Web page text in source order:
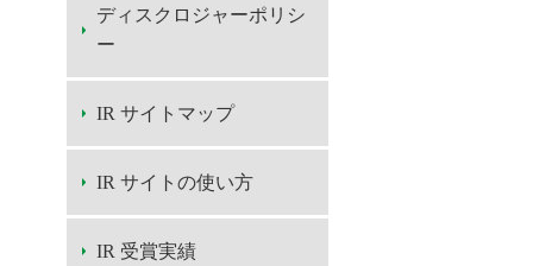
ディスクロジャーポリシ
ー
IR サイトマップ
IR サイトの使い方
IR 受賞実績